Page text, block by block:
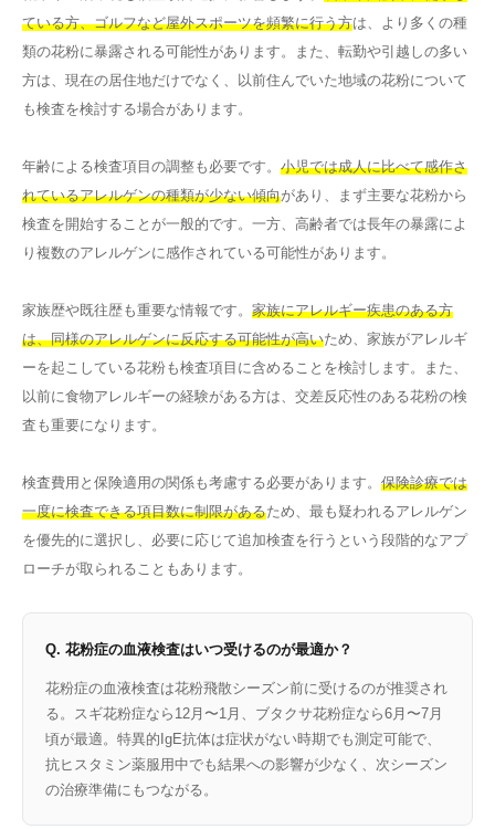
ている方、ゴルフなど屋外スポーツを頻繁に行う方は、より多くの種
類の花粉に暴露される可能性があります。また、転勤や引越しの多い
方は、現在の居住地だけでなく、以前住んでいた地域の花粉について
も検査を検討する場合があります。
年齢による検査項目の調整も必要です。 小児では成人に比べて感作さ
れているアレルゲンの種類が少ない傾向があり、まず主要な花粉から
検査を開始することが一般的です。一方、高齢者では長年の暴露によ
り複数のアレルゲンに感作されている可能性があります。
家族歴や既往歴も重要な情報です。 家族にアレルギー疾患のある方
は、同様のアレルゲンに反応する可能性が高いため、家族がアレルギ
ーを起こしている花粉も検査項目に含めることを検討します。また、
以前に食物アレルギーの経験がある方は、交差反応性のある花粉の検
査も重要になります。
検査費用と保険適用の関係も考慮する必要があります。 保険診療では
一度に検査できる項目数に制限があるため、最も疑われるアレルゲン
を優先的に選択し、必要に応じて追加検査を行うという段階的なアプ
ローチが取られることもあります。
Q. 花粉症の血液検査はいつ受けるのが最適か？
花粉症の血液検査は花粉飛散シーズン前に受けるのが推奨され
る。スギ花粉症なら12月〜1月、ブタクサ花粉症なら6月〜7月
頃が最適。特異的IgE抗体は症状がない時期でも測定可能で、
抗ヒスタミン薬服用中でも結果への影響が少なく、次シーズン
の治療準備にもつながる。